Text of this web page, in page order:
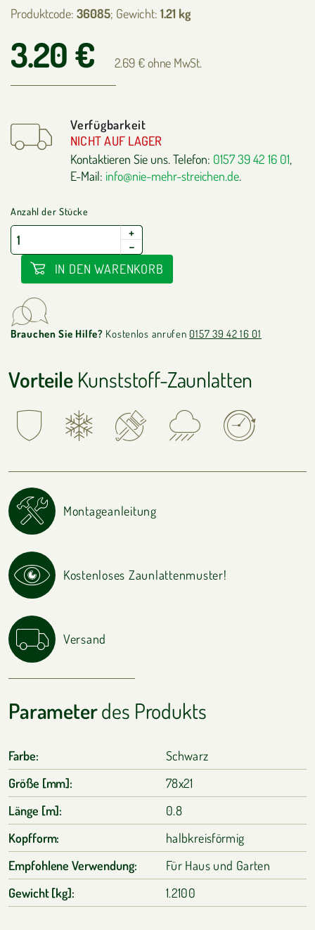
Produktcode:36085; Gewicht: 1.21 kg
3.20 € 2.69 € ohne MwSt.
Verfügbarkeit
NICHT AUF LAGER
Kontaktieren Sie uns. Telefon: 0157 39 42 16 01,
E-Mail: info@nie-mehr-streichen.de.
Anzahl der Stücke
+
−
IN DEN WARENKORB
Brauchen Sie Hilfe? Kostenlos anrufen0157 39 42 16 01
VorteileKunststoff-Zaunlatten
Montageanleitung
Kostenloses Zaunlattenmuster!
Versand
Parameterdes Produkts
Farbe:
Schwarz
Größe [mm]:
78x21
Länge [m]:
0.8
Kopfform:
halbkreisförmig
Empfohlene Verwendung:
Für Haus und Garten
Gewicht [kg]:
1.2100